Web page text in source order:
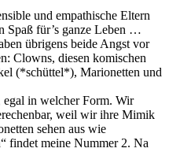
und empathische Eltern
Spaß für’s ganze Leben …
übrigens beide Angst vor
Clowns, diesen komischen
(*schüttel*), Marionetten und
in welcher Form. Wir
weil wir ihre Mimik
sehen aus wie
findet meine Nummer 2. Na